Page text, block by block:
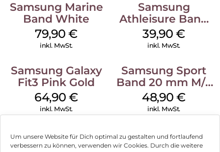
Um unsere Website für Dich optimal zu gestalten und fortlaufend
verbessern zu können, verwenden wir Cookies. Durch die weitere
Samsung Marine
Band White
79,90€
inkl. MwSt.
Samsung
Athleisure Band
M/L Galaxy
Watch7 Silver
39,90€
inkl. MwSt.
Samsung Galaxy
Fit3 Pink Gold
64,90€
inkl. MwSt.
Samsung Sport
Band 20 mm M/L
Galaxy Watch
Series Silber
48,90€
inkl. MwSt.